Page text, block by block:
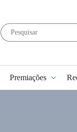
Premiações